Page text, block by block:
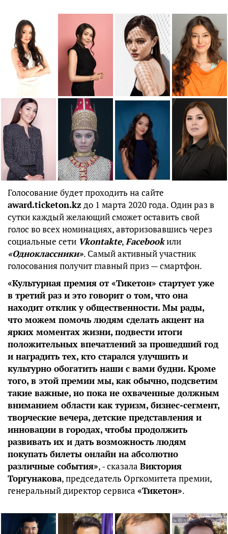
Голосование будет проходить на сайте
award.ticketon.kzдо 1 марта 2020 года. Один раз в
сутки каждый желающий сможет оставить свой
голос во всех номинациях, авторизовавшись через
социальные сети Vkontakte,Facebookили
«Одноклассники». Самый активный участник
голосования получит главный приз — смартфон.
«Культурная премия от «Тикетон» стартует уже
в третий раз и это говорит о том, что она
находит отклик у общественности. Мы рады,
что можем помочь людям сделать акцент на
ярких моментах жизни, подвести итоги
положительных впечатлений за прошедший год
и наградить тех, кто старался улучшить и
культурно обогатить наши с вами будни. Кроме
того, в этой премии мы, как обычно, подсветим
такие важные, но пока не охваченные должным
вниманием области как туризм, бизнес-сегмент,
творческие вечера, детские представления и
инновации в городах, чтобы продолжить
развивать их и дать возможность людям
покупать билеты онлайн на абсолютно
различные события», - сказала Виктория
Торгунакова, председатель Оргкомитета премии,
генеральный директор сервиса «Тикетон».